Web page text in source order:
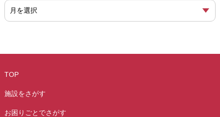
TOP
施設をさがす
お困りごとでさがす